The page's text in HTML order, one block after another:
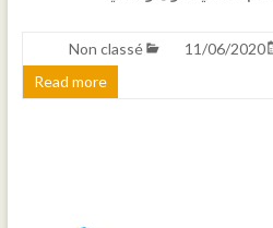
11/06/2020
Non classé
Read more